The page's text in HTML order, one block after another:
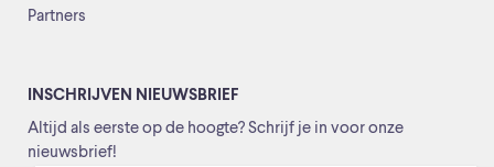
Partners
INSCHRIJVEN NIEUWSBRIEF
Altijd als eerste op de hoogte? Schrijf je in voor onze
nieuwsbrief!